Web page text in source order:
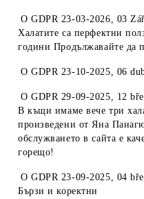
OGDPR 23-03-2026, 03
Халатите са перфектни
години Продължавайте да
OGDPR 23-10-2025, 06
OGDPR 29-09-2025, 12
В къщи имаме вече три
произведени от Яна
обслужването в сайта е
горещо!
OGDPR 23-09-2025, 04
Бързи и коректни